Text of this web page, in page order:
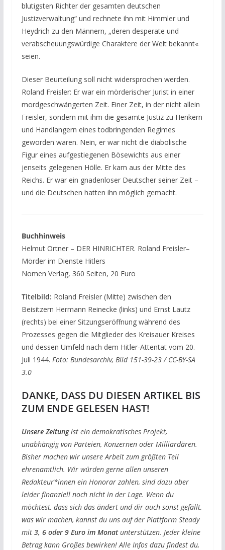
blutigsten Richter der gesamten deutschen
Justizverwaltung“ und rechnete ihn mit Himmler und
Heydrich zu den Männern, „deren desperate und
verabscheuungswürdige Charaktere der Welt bekannt«
seien.
Dieser Beurteilung soll nicht widersprochen werden.
Roland Freisler: Er war ein mörderischer Jurist in einer
mordgeschwängerten Zeit. Einer Zeit, in der nicht allein
Freisler, sondern mit ihm die gesamte Justiz zu Henkern
und Handlangern eines todbringenden Regimes
geworden waren. Nein, er war nicht die diabolische
Figur eines aufgestiegenen Bösewichts aus einer
jenseits gelegenen Hölle. Er kam aus der Mitte des
Reichs. Er war ein gnadenloser Deutscher seiner Zeit –
und die Deutschen hatten ihn möglich gemacht.
Buchhinweis
Helmut Ortner – DER HINRICHTER. Roland Freisler–
Mörder im Dienste Hitlers
Nomen Verlag, 360 Seiten, 20 Euro
Titelbild: Roland Freisler (Mitte) zwischen den
Beisitzern Hermann Reinecke (links) und Ernst Lautz
(rechts) bei einer Sitzungseröffnung während des
Prozesses gegen die Mitglieder des Kreisauer Kreises
und dessen Umfeld nach dem Hitler-Attentat vom 20.
Juli 1944. Foto: Bundesarchiv, Bild 151-39-23 / CC-BY-SA
3.0
DANKE, DASS DU DIESEN ARTIKEL BIS
ZUM ENDE GELESEN HAST!
Unsere Zeitungist ein demokratisches Projekt,
unabhängig von Parteien, Konzernen oder Milliardären.
Bisher machen wir unsere Arbeit zum größten Teil
ehrenamtlich. Wir würden gerne allen unseren
Redakteur*innen ein Honorar zahlen, sind dazu aber
leider finanziell noch nicht in der Lage. Wenn du
möchtest, dass sich das ändert und dir auch sonst gefällt,
was wir machen, kannst du uns auf der Plattform Steady
mit 3, 6 oder 9 Euro im Monatunterstützen. Jeder kleine
Betrag kann Großes bewirken! Alle Infos dazu findest du,